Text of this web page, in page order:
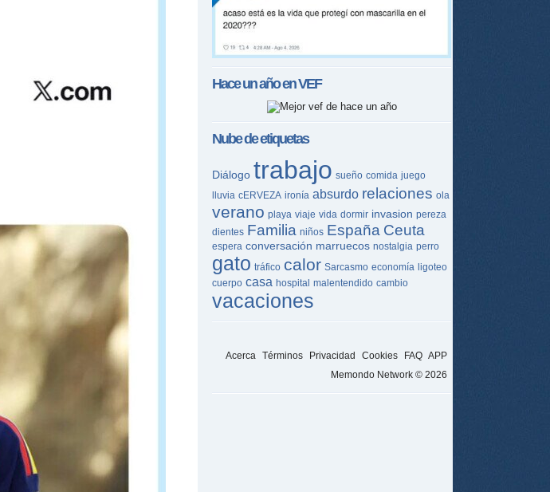
Hace un año enVEF
Nube de etiquetas
Diálogo trabajo sueño comida juego
lluvia cERVEZA ironía absurdo relaciones ola
verano playa viaje vida dormir invasion pereza
dientes Familia niños España Ceuta
espera conversación marruecos nostalgia perro
gato tráfico calor Sarcasmo economía ligoteo
cuerpo casa hospital malentendido cambio
vacaciones
Acerca Términos Privacidad Cookies FAQ APP
Memondo Network © 2026